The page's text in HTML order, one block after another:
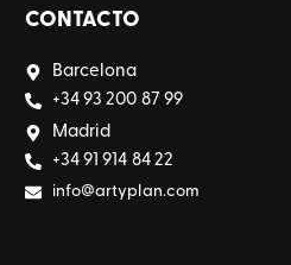
CONTACTO
Barcelona
+34 93 200 87 99
Madrid
+34 91 914 84 22
info@artyplan.com